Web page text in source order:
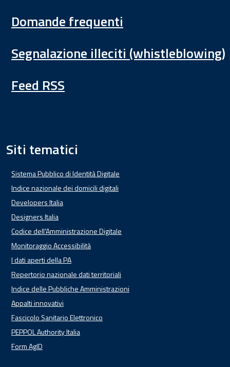
Domande frequenti
Segnalazione illeciti (whistleblowing)
Feed RSS
Siti tematici
Sistema Pubblico di Identità Digitale
Indice nazionale dei domicili digitali
Developers Italia
Designers Italia
Codice dell'Amministrazione Digitale
Monitoraggio Accessibilità
I dati aperti della PA
Repertorio nazionale dati territoriali
Indice delle Pubbliche Amministrazioni
Appalti innovativi
Fascicolo Sanitario Elettronico
PEPPOL Authority Italia
Form AgID